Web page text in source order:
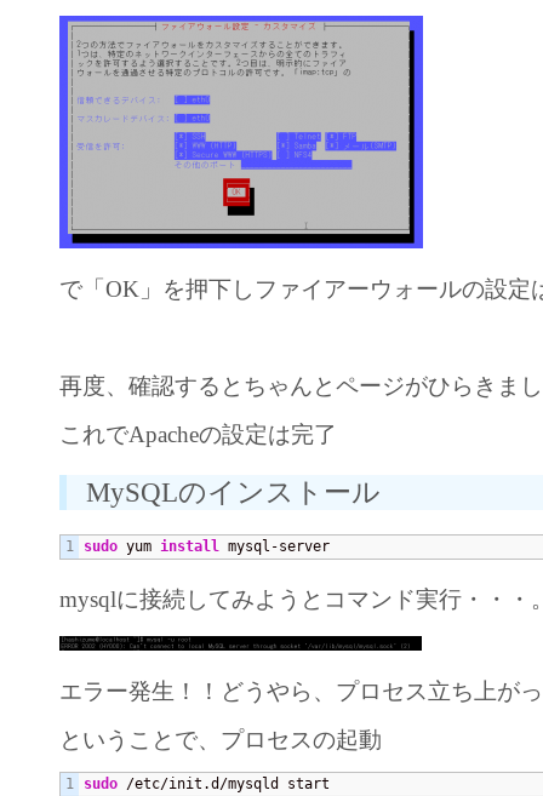
で「OK」を押下しファイアーウォールの設定
再度、確認するとちゃんとページがひらきま
これでApacheの設定は完了
MySQLのインストール
sudo yum install mysql-server
mysqlに接続してみようとコマンド実行・・・
エラー発生！！どうやら、プロセス立ち上が
ということで、プロセスの起動
sudo /etc/init.d/mysqld start